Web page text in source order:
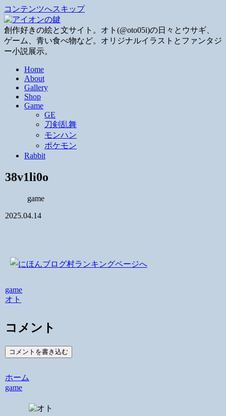
コンテンツへスキップ
創作好きの絵と文サイト。オト(@oto05i)の日々とウサギ、
ゲーム、青い食べ物など。オリジナルイラストとファンタジ
ー小説展示。
Home
About
Gallery
Shop
Game
GE
刀剣乱舞
モンハン
ポケモン
Rabbit
38v1li0o
game
2025.04.14
game
オト
コメント
コメントを書き込む
ホーム
game